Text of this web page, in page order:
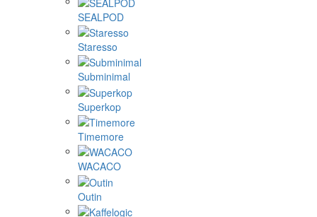
SEALPOD
Staresso
Subminimal
Superkop
Timemore
WACACO
Outin